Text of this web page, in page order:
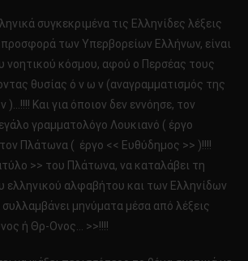
συγκεκριμένα τις Ελληνίδες λέξεις
προσφορά των Υπερβορείων Ελλήνων, είναι
νοητικού κόσμου, αφού ο Περσέας τους
θυσίας ό ν ω ν (αναγραμματισμός της
)…!!!! Και για όποιον δεν εννόησε, τον
γραμματολόγο Λουκιανό ( έργο
Πλάτωνα ( έργο << Ευθύδημος >> )!!!!
>> του Πλάτωνα, να καταλάβει τη
ελληνικού αλφαβήτου και των Ελληνίδων
μηνύματα μέσα από λέξεις
ή Θρ-Ονος… >>!!!!